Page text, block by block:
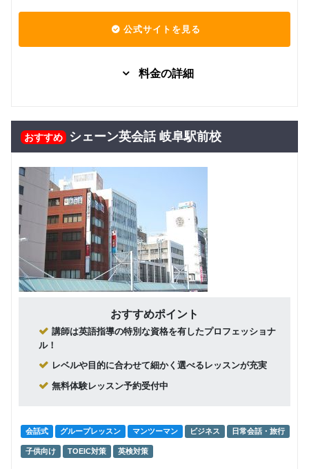
公式サイトを見る
料金の詳細
7,480 円(税込) / 月
回数：4 / 1セッション40分
Class5 小学生 8,000
回数：4 / 1セッション40分
Class4 小学
生
グループレッスン 子供向け
8,500円(税込) / 月
回数：4 / 1セッション40分
9,000円(税込) / 月
回数：4 / 1セッション40分
中学生 高校生
グループレッスン
9,500円(税込) / 月
おすすめ シェーン英会話 岐阜駅前校
おすすめポイント
講師は英語指導の特別な資格を有したプロフェッショナ
ル！
レベルや目的に合わせて細かく選べるレッスンが充実
無料体験レッスン予約受付中
会話式 グループレッスン マンツーマン ビジネス 日常会話・旅行
子供向け TOEIC対策 英検対策